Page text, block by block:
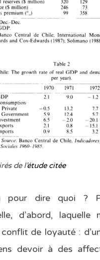
de l’étude citée
pour dire quoi ?
d’abord, laquelle
de loyauté :
devoir à des